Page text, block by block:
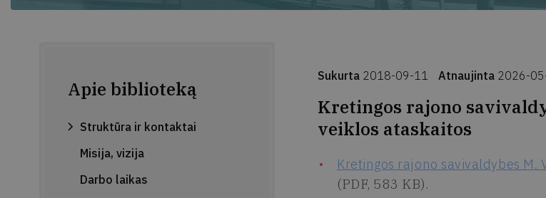
Apie biblioteką
Struktūra ir kontaktai
Misija, vizija
Darbo laikas
Sukurta 2018-09-11 Atnaujinta 2026-
Kretingos rajono
veiklos ataskaitos
Kretingos rajono savivaldybės M.
(PDF, 583 KB).